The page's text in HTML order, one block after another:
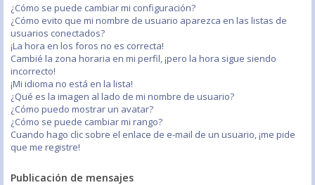
¿Cómo se puede cambiar mi configuración?
¿Cómo evito que mi nombre de usuario aparezca en las listas de
usuarios conectados?
¡La hora en los foros no es correcta!
Cambié la zona horaria en mi perfil, ¡pero la hora sigue siendo
incorrecto!
¡Mi idioma no está en la lista!
¿Qué es la imagen al lado de mi nombre de usuario?
¿Cómo puedo mostrar un avatar?
¿Cómo se puede cambiar mi rango?
Cuando hago clic sobre el enlace de e-mail de un usuario, ¡me pide
que me registre!
Publicación de mensajes